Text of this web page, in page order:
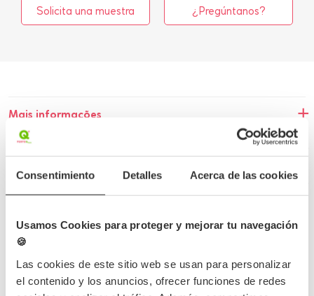
Consentimiento Detalles Acerca de las cookies
Usamos Cookies para proteger y mejorar tu navegación
🍪
Las cookies de este sitio web se usan para personalizar
el contenido y los anuncios, ofrecer funciones de redes
Solicita una muestra ¿Pregúntanos?
Mais informações
Conclua o seu pedido